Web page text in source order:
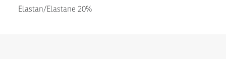
Elastan/Elastane 20%